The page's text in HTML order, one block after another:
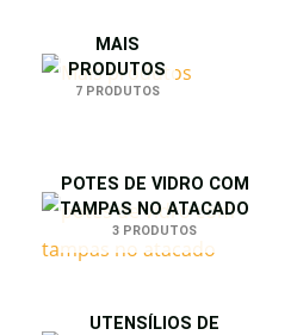
MAIS
PRODUTOS
7 PRODUTOS
POTES DE VIDRO COM
TAMPAS NO ATACADO
3 PRODUTOS
UTENSÍLIOS DE